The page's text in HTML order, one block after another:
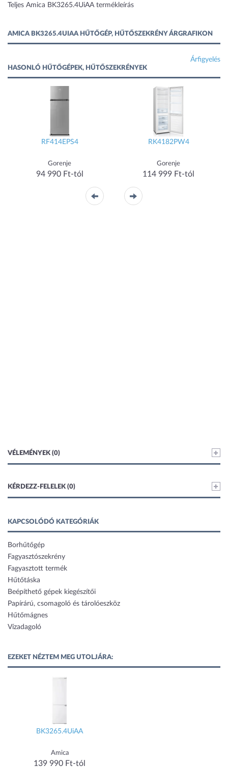
Teljes Amica BK3265.4UiAA termékleírás
AMICA BK3265.4UIAA HŰTŐGÉP, HŰTŐSZEKRÉNY ÁRGRAFIKON
Árfigyelés
HASONLÓ HŰTŐGÉPEK, HŰTŐSZEKRÉNYEK
RF414EPS4
Gorenje
94 990 Ft-tól
RK4182PW4
Gorenje
114 999 Ft-tól
VÉLEMÉNYEK (0)
KÉRDEZZ-FELELEK (0)
KAPCSOLÓDÓ KATEGÓRIÁK
Borhűtőgép
Fagyasztószekrény
Fagyasztott termék
Hűtőtáska
Beépíthető gépek kiegészítői
Papírárú, csomagoló és tárolóeszköz
Hűtőmágnes
Vízadagoló
EZEKET NÉZTEM MEG UTOLJÁRA:
BK3265.4UiAA
Amica
139 990 Ft-tól